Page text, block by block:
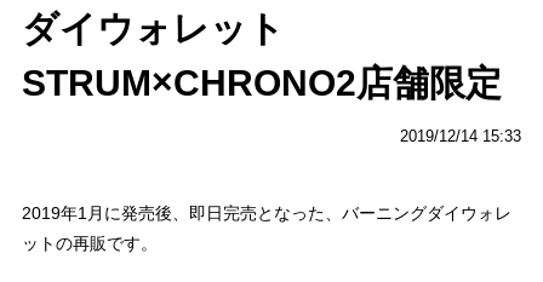
ダイウォレット
STRUM×CHRONO2店舗限定
2019/12/14 15:33
2019年1月に発売後、即日完売となった、バーニングダイウォレ
ットの再販です。